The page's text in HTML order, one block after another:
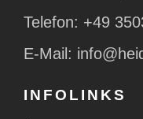
Telefon: +49
E-Mail:
INFOLINKS